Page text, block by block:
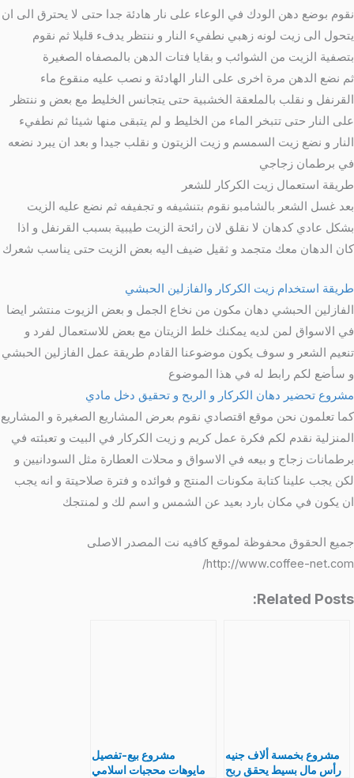
نقوم بوضع دهن الودك في الوعاء على نار هادئة جدا حتى لا يحترق الى ان
يتحول الى زيت لونه زهبي نطفيء النار و ننتظر يدفء قليلا ثم نقوم
بتصفية الزيت من الشوائب و بقايا فتات الدهن بالمصفاه الصغيرة
ثم نضع الدهن مرة اخرى على النار الهادئة و نصب عليه منقوع ماء
القرنفل و نقلب بالملعقة الخشبية حتى يتجانس الخليط مع بعض و ننتظر
على النار حتى تتبخر الماء من الخليط و لم يتبقى منها شيئا ثم نطفيء
النار و نضع زيت السمسم و زيت الزيتون و نقلب جيدا و بعد ان يبرد نضعه
في برطمان زجاجي
طريقة استعمال زيت الكركار للشعر
بعد غسل الشعر بالشامبو نقوم بتنشيفه و تجفيفه ثم نضع عليه الزيت
بشكل عادي كدهان لا نقلق لان رائحة الزيت طيبية بسبب القرنفل و اذا
كان الدهان معك متجمد و ثقيل ضيف اليه بعض الزيت حتى يناسب شعرك
طريقة استخدام زيت الكركار والفازلين الحبشي
الفازلين الحبشي دهان مكون من نخاع الجمل و بعض الزيوت منتشر ايضا
في الاسواق لمن لديه يمكنك خلط الزيتان مع بعض للاستعمال لفرد و
تنعيم الشعر و سوف يكون موضوعنا القادم طريقة عمل الفازلين الحبشي
و سأضع لكم رابط له في هذا الموضوع
مشروع تحضير دهان الكركار و الربح و تحقيق دخل مادي
كما تعلمون نحن موقع اقتصادي نقوم بعرض المشاريع الصغيرة و المشاريع
المنزلية نقدم لكم فكرة عمل كريم و زيت الكركار في البيت و تعبئته في
برطمانات زجاج و بيعه في الاسواق و محلات العطارة مثل السودانيين و
لكن يجب علينا كتابة مكونات المنتج و فوائده و فترة صلاحيتة و انه يجب
ان يكون في مكان بارد بعيد عن الشمس و اسم لك و لمنتجك
جميع الحقوق محفوظة لموقع كافيه نت المصدر الاصلى
http://www.coffee-net.com/
Related Posts:
مشروع بخمسة ألاف جنيه
رأس مال بسيط يحقق ربح
مشروع بيع-تفصيل
مايوهات محجبات اسلامي